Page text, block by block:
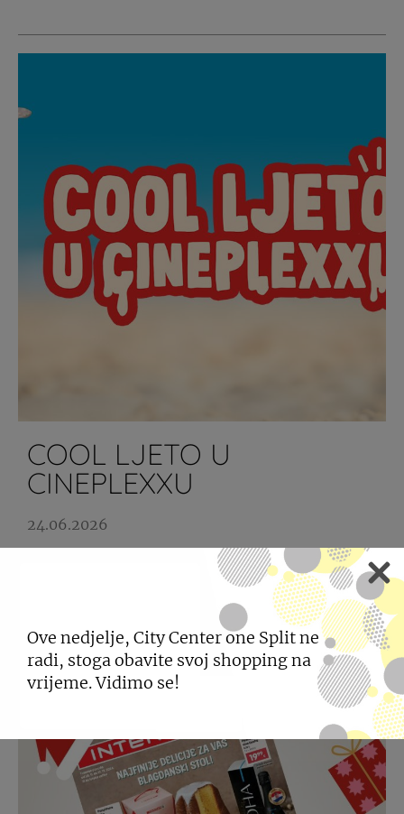
COOL LJETO U
CINEPLEXXU
24.06.2026
Filmsko iskustvo uz osvježenje svake srijede.
Ove nedjelje, City Center one Split ne
radi, stoga obavite svoj shopping na
vrijeme. Vidimo se!